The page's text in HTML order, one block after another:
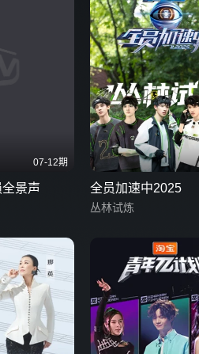
07-12期
景声 全员加速中2025
丛林试炼